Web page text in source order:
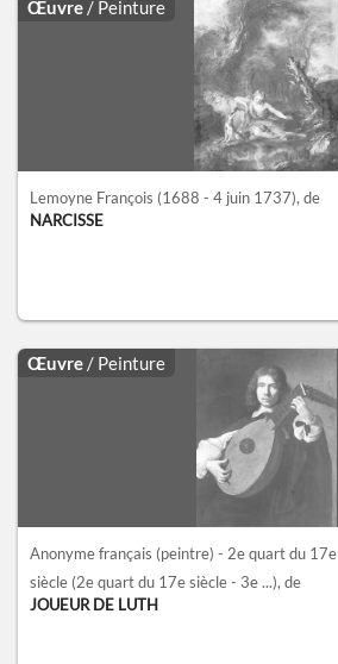
Œuvre / Peinture
Lemoyne François (1688 - 4 juin 1737), de
NARCISSE
Œuvre / Peinture
Anonyme français (peintre) - 2e quart du
siècle (2e quart du 17e siècle - 3e ...), de
JOUEUR DE LUTH